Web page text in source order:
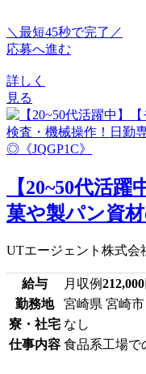
＼最短45秒で完了／
応募へ進む
詳しく
見る
【20~50代活
菓や製パン資
UTエージェント株式会
給与 月収例212,000
勤務地
宮崎県 宮崎市
寮・社宅 なし
仕事内容 食品系工場で